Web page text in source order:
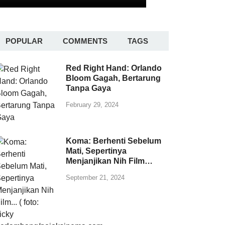
POPULAR COMMENTS TAGS
Red Right Hand: Orlando
Bloom Gagah, Bertarung
Tanpa Gaya
February 29, 2024
Koma: Berhenti Sebelum
Mati, Sepertinya
Menjanjikan Nih Film…
September 21, 2024